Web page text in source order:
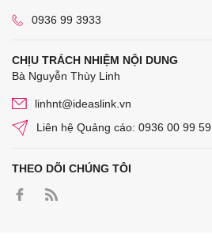
0936 99 3933
CHỊU TRÁCH NHIỆM NỘI DUNG
Bà Nguyễn Thùy Linh
linhnt@ideaslink.vn
Liên hệ Quảng cáo: 0936 00 99 59
THEO DÕI CHÚNG TÔI